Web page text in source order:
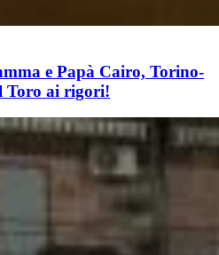
e Papà Cairo, Torino-
Toro ai rigori!